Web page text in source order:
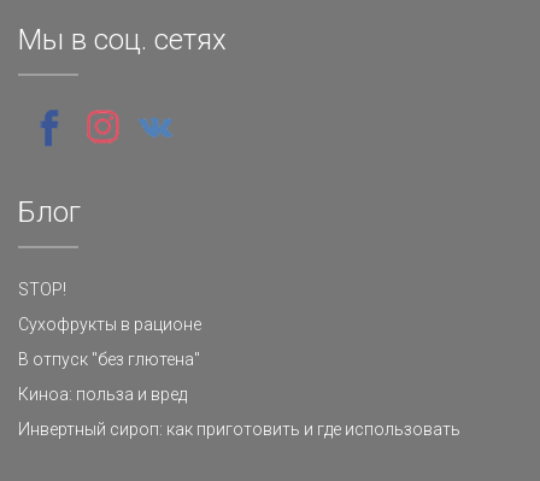
Мы в соц. сетях
Блог
STOP!
Сухофрукты в рационе
В отпуск "без глютена"
Киноа: польза и вред
Инвертный сироп: как приготовить и где использовать